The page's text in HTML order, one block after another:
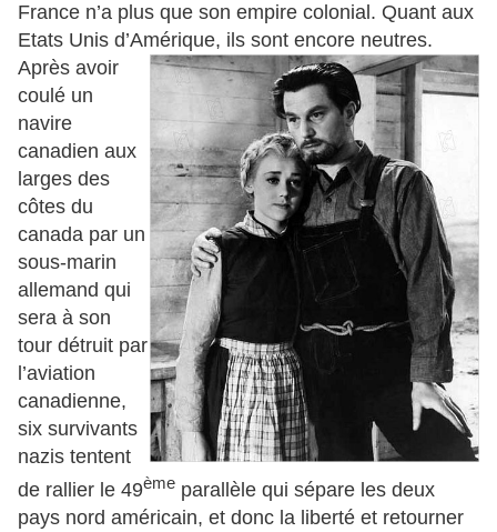
France n’a plus que son empire colonial. Quant aux
Etats Unis d’Amérique, ils sont encore neutres.
Après avoir
coulé un
navire
canadien aux
larges des
côtes du
canada par un
sous-marin
allemand qui
sera à son
tour détruit par
l’aviation
canadienne,
six survivants
nazis tentent
de rallier le 49ème parallèle qui sépare les deux
pays nord américain, et donc la liberté et retourner